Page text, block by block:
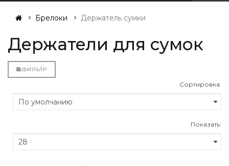
Брелоки Держатель сумки
Держатели для сумок
ФИЛЬТР
Сортировка:
Показать: